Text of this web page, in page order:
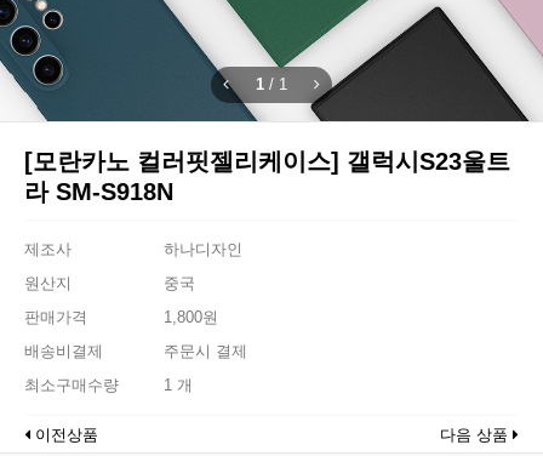
1 / 1
[모란카노 컬러핏젤리케이스] 갤럭시S23울트
라 SM-S918N
제조사
하나디자인
원산지
중국
판매가격
1,800원
배송비결제
주문시 결제
최소구매수량
1 개
이전상품 다음 상품